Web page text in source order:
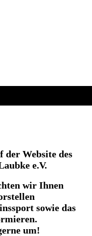
Website des
e.V.
wir Ihnen
sowie das
um!